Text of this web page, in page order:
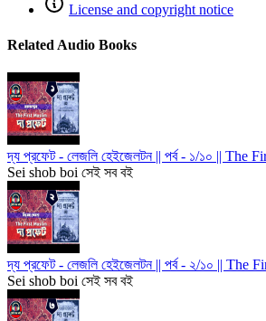
License and copyright notice
Related Audio Books
দ্য প্রফেট - লেজলি হেইজেলটন || পর্ব - ১/১০ ||
Sei shob boi সেই সব বই
দ্য প্রফেট - লেজলি হেইজেলটন || পর্ব - ২/১০ ||
Sei shob boi সেই সব বই